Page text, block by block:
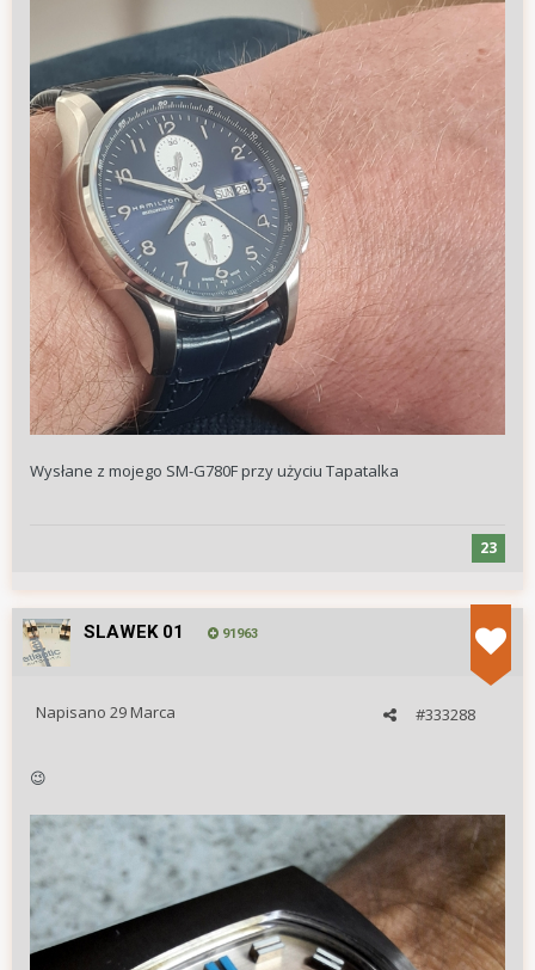
Wysłane z mojego SM-G780F przy użyciu Tapatalka
23
SLAWEK 01 91963
#333288
Napisano 29 Marca
😉